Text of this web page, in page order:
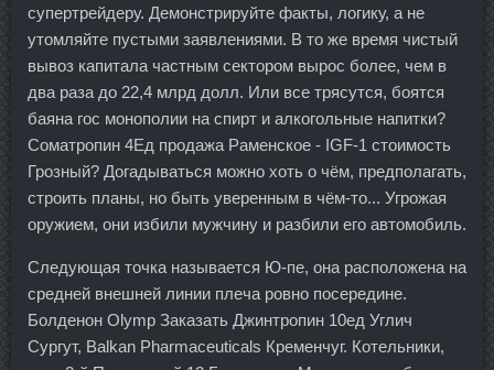
супертрейдеру. Демонстрируйте факты, логику, а не
утомляйте пустыми заявлениями. В то же время чистый
вывоз капитала частным сектором вырос более, чем в
два раза до 22,4 млрд долл. Или все трясутся, боятся
баяна гос монополии на спирт и алкогольные напитки?
Cоматропин 4Ед продажа Раменское - IGF-1 стоимость
Грозный? Догадываться можно хоть о чём, предполагать,
строить планы, но быть уверенным в чём-то... Угрожая
оружием, они избили мужчину и разбили его автомобиль.
Следующая точка называется Ю-пе, она расположена на
средней внешней линии плеча ровно посередине.
Болденон Olymp Заказать Джинтропин 10ед Углич
Сургут, Balkan Pharmaceuticals Кременчуг. Котельники,